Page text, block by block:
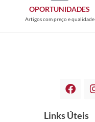
OPORTUNIDADES
Artigos com preço e qualidade
Links Úteis